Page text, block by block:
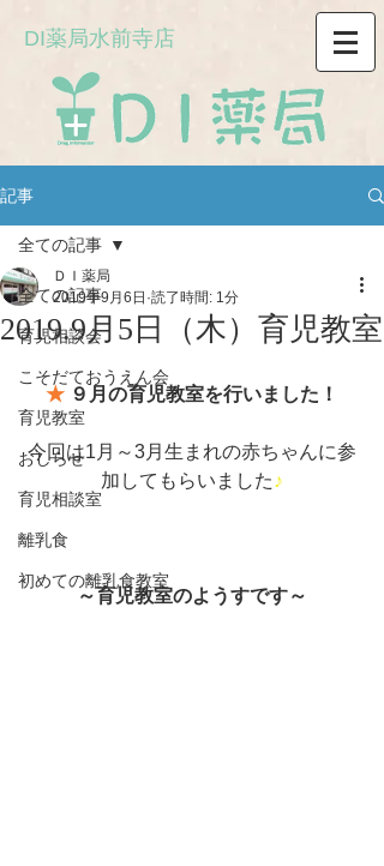
DI薬局水前寺店
記事
全ての記事
育児相談会
こそだておうえん会
育児教室
おしらせ
育児相談室
離乳食
初めての離乳食教室
全ての記事
2019.9月5日（木）育児教室
ＤＩ薬局
2019年9月6日 読了時間: 1分
★ ９月の育児教室を行いました！
今回は1月～3月生まれの赤ちゃんに参
加してもらいました♪
～育児教室のようすです～